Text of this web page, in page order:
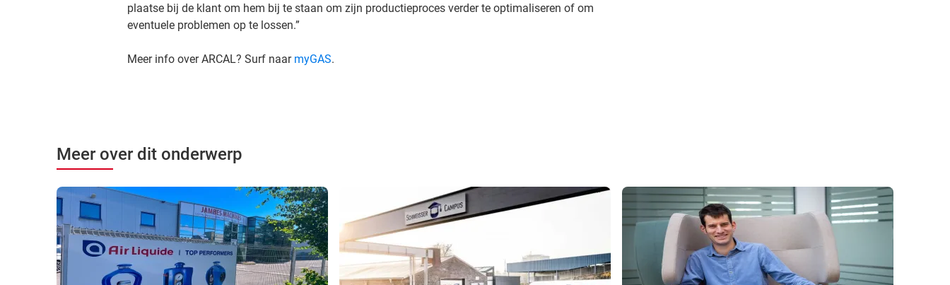
plaatse bij de klant om hem bij te staan om zijn productieproces verder te optimaliseren of om
eventuele problemen op te lossen.”
Meer info over ARCAL? Surf naar myGAS.
Meer over dit onderwerp